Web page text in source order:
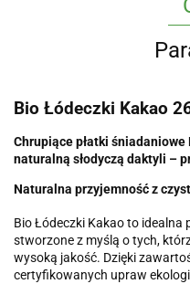
Bio Łódeczki Kakao
Chrupiące płatki śniadaniowe
naturalną słodyczą daktyli –
Naturalna przyjemność z
Bio Łódeczki Kakao to
stworzone z myślą o tych,
wysoką jakość. Dzięki
certyfikowanych upraw